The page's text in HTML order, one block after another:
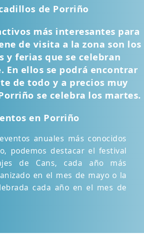
de Porriño
más interesantes para
de visita a la zona son los
y ferias que se celebran
En ellos se podrá encontrar
de todo y a precios muy
se celebra los martes.
en Porriño
anuales más conocidos
podemos destacar el festival
de Cans, cada año más
en el mes de mayo o la
cada año en el mes de